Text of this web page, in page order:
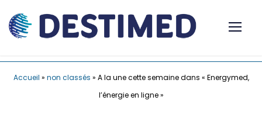
Accueil » non classés » A la une cette semaine dans « Energymed,
l’énergie en ligne »